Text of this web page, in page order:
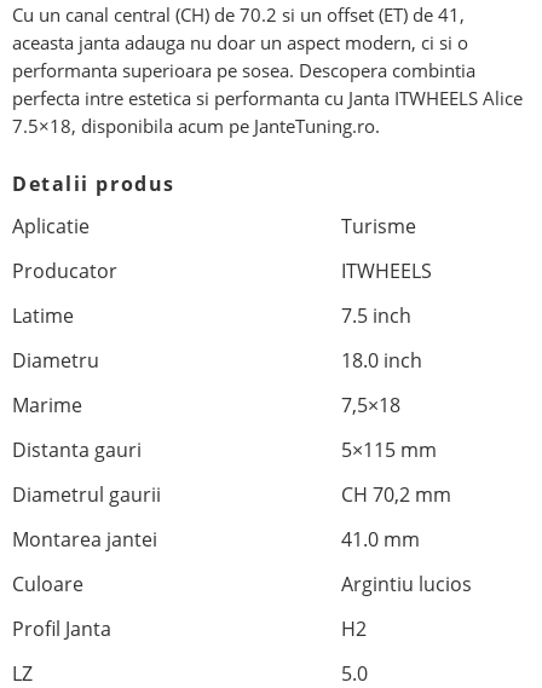
Cu un canal central (CH) de 70.2 si un offset (ET) de 41,
aceasta janta adauga nu doar un aspect modern, ci si o
performanta superioara pe sosea. Descopera combintia
perfecta intre estetica si performanta cu Janta ITWHEELS Alice
7.5×18, disponibila acum pe JanteTuning.ro.
Detalii produs
Aplicatie
Turisme
Producator
ITWHEELS
Latime
7.5 inch
Diametru
18.0 inch
Marime
7,5×18
Distanta gauri
5×115 mm
Diametrul gaurii
CH 70,2 mm
Montarea jantei
41.0 mm
Culoare
Argintiu lucios
Profil Janta
H2
LZ
5.0